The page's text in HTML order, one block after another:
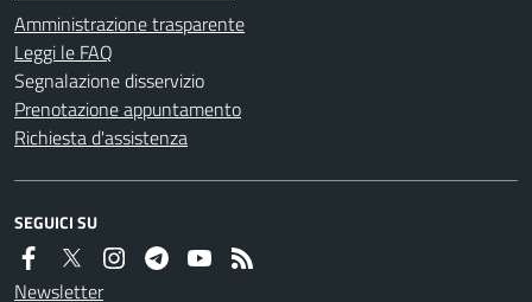
Amministrazione trasparente
Leggi le FAQ
Segnalazione disservizio
Prenotazione appuntamento
Richiesta d'assistenza
SEGUICI SU
Newsletter